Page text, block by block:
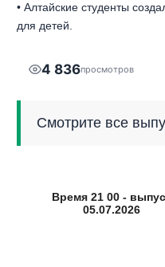
• Алтайские студенты
для детей.
4 836просмотров
Смотрите все
Время 21 00 -
05.07.2026